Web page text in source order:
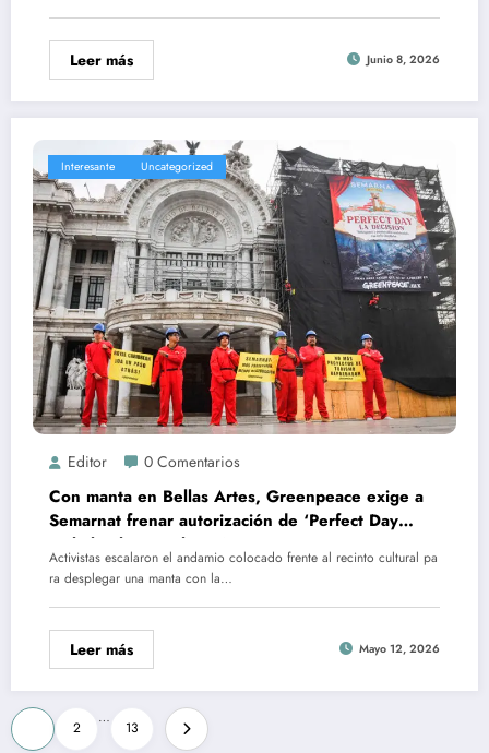
Leer más Junio 8, 2026
Interesante Uncategorized
Editor 0 Comentarios
Con manta en Bellas Artes, Greenpeace exige a
Semarnat frenar autorización de ‘Perfect Day
Mahahual’Naturaleza Aristegui
Activistas escalaron el andamio colocado frente al recinto cultural pa
ra desplegar una manta con la…
Leer más Mayo 12, 2026
Paginación
2
…
13